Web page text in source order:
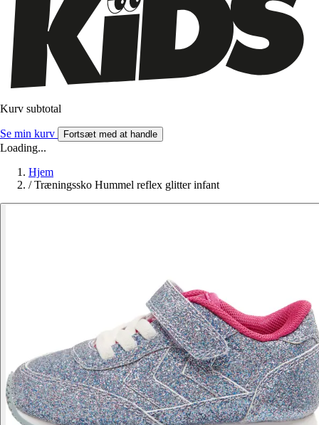
Kurv subtotal
Se min kurv Fortsæt med at handle
Loading...
Hjem
/ Træningssko Hummel reflex glitter infant